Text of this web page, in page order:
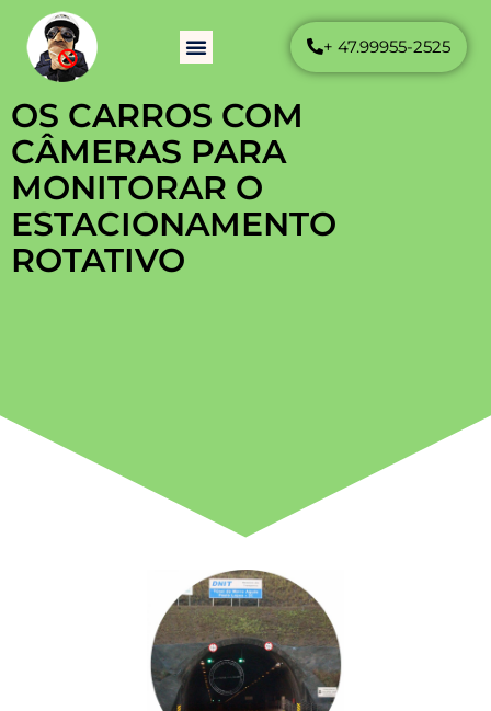
+ 47.99955-2525
OS CARROS COM
CÂMERAS PARA
MONITORAR O
ESTACIONAMENTO
ROTATIVO